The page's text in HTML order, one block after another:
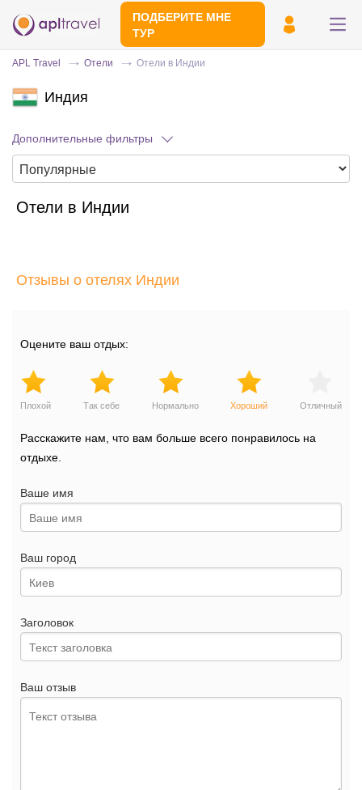
ПОДБЕРИТЕ МНЕ
ТУР
минут
APL Travel Отели Отели в Индии
Индия
Дополнительные фильтры
Отели в Индии
Отзывы о отелях Индии
Оцените ваш отдых:
Плохой Так себе Нормально Хороший Отличный
Расскажите нам, что вам больше всего понравилось на
отдыхе.
Ваше имя
Ваш город
Заголовок
Ваш отзыв